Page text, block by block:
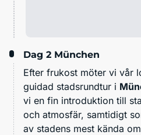
Dag 2 München
Efter frukost möter vi vår
guidad stadsrundtur i
vi en fin introduktion till
och atmosfär, samtidigt
av stadens mest kända